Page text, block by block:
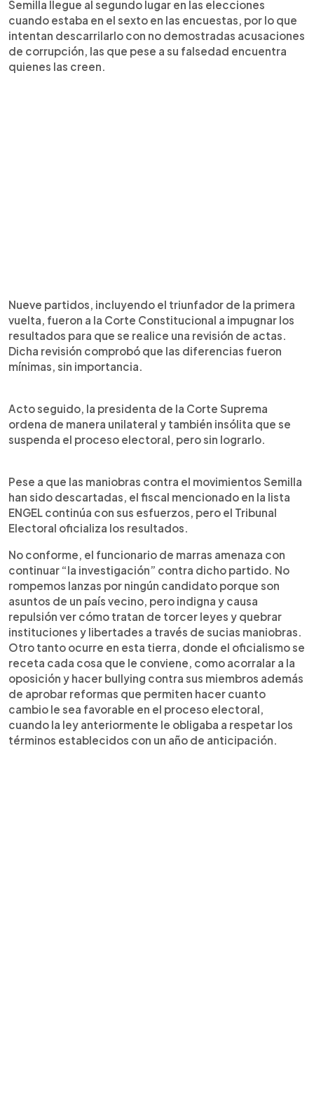
Semilla llegue al segundo lugar en las elecciones
cuando estaba en el sexto en las encuestas, por lo que
intentan descarrilarlo con no demostradas acusaciones
de corrupción, las que pese a su falsedad encuentra
quienes las creen.
Nueve partidos, incluyendo el triunfador de la primera
vuelta, fueron a la Corte Constitucional a impugnar los
resultados para que se realice una revisión de actas.
Dicha revisión comprobó que las diferencias fueron
mínimas, sin importancia.
Acto seguido, la presidenta de la Corte Suprema
ordena de manera unilateral y también insólita que se
suspenda el proceso electoral, pero sin lograrlo.
Pese a que las maniobras contra el movimientos Semilla
han sido descartadas, el fiscal mencionado en la lista
ENGEL continúa con sus esfuerzos, pero el Tribunal
Electoral oficializa los resultados.
No conforme, el funcionario de marras amenaza con
continuar “la investigación” contra dicho partido. No
rompemos lanzas por ningún candidato porque son
asuntos de un país vecino, pero indigna y causa
repulsión ver cómo tratan de torcer leyes y quebrar
instituciones y libertades a través de sucias maniobras.
Otro tanto ocurre en esta tierra, donde el oficialismo se
receta cada cosa que le conviene, como acorralar a la
oposición y hacer bullying contra sus miembros además
de aprobar reformas que permiten hacer cuanto
cambio le sea favorable en el proceso electoral,
cuando la ley anteriormente le obligaba a respetar los
términos establecidos con un año de anticipación.